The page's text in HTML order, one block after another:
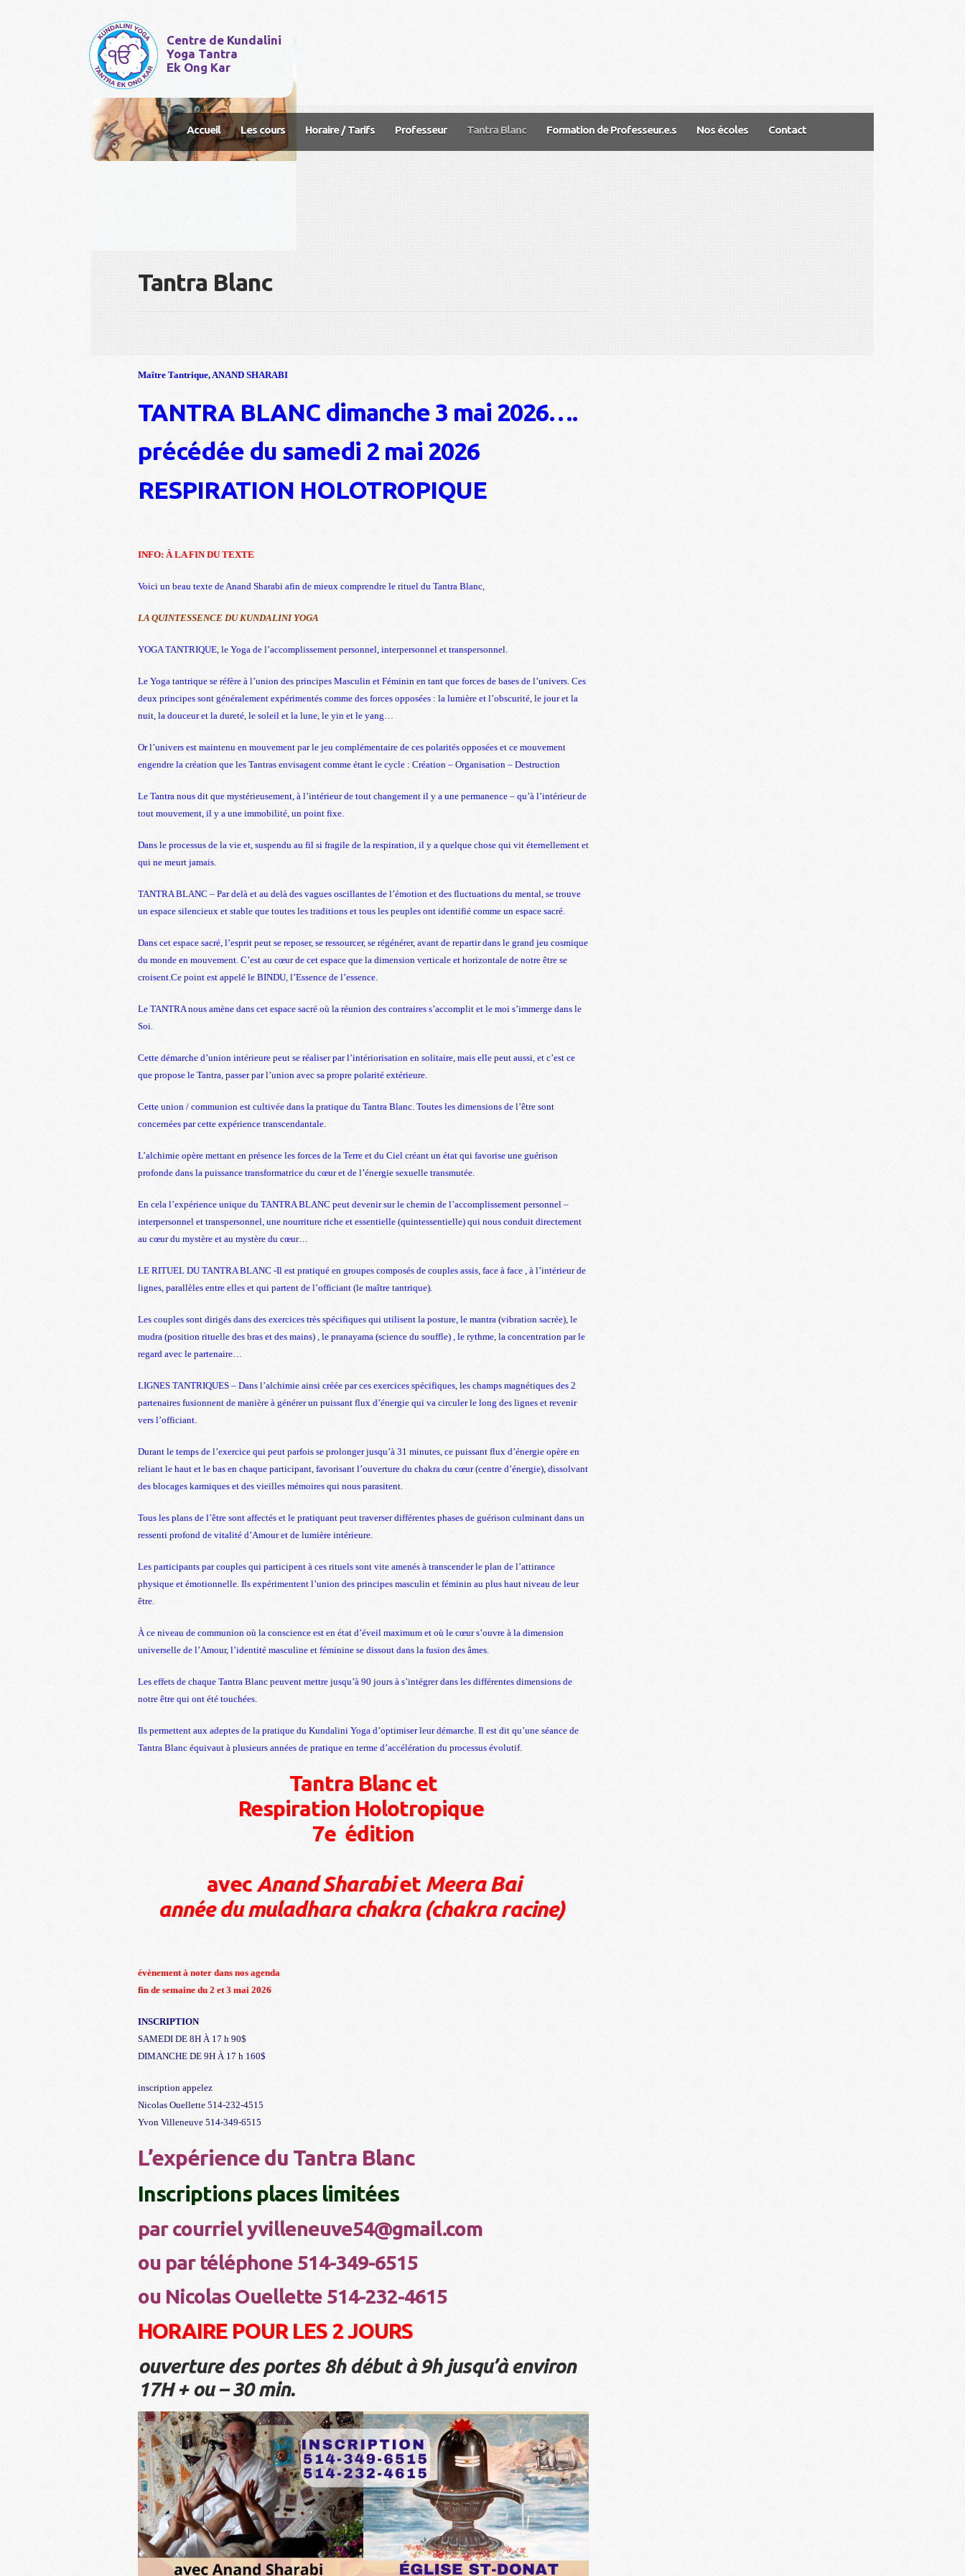
Centre de Kundalini
Yoga Tantra
Ek Ong Kar
Accueil Les cours Horaire / Tarifs Professeur Tantra Blanc Formation de Professeur.e.s Nos écoles Contact
Tantra Blanc
Maître Tantrique, ANAND SHARABI
TANTRA BLANC dimanche 3 mai 2026….
précédée du samedi 2 mai 2026
RESPIRATION HOLOTROPIQUE
INFO: À LA FIN DU TEXTE
Voici un beau texte de Anand Sharabi afin de mieux comprendre le rituel du Tantra Blanc,
LA QUINTESSENCE DU KUNDALINI YOGA
YOGA TANTRIQUE, le Yoga de l’accomplissement personnel, interpersonnel et transpersonnel.
Le Yoga tantrique se réfère à l’union des principes Masculin et Féminin en tant que forces de bases de l’univers. Ces
deux principes sont généralement expérimentés comme des forces opposées : la lumière et l’obscurité, le jour et la
nuit, la douceur et la dureté, le soleil et la lune, le yin et le yang…
Or l’univers est maintenu en mouvement par le jeu complémentaire de ces polarités opposées et ce mouvement
engendre la création que les Tantras envisagent comme étant le cycle : Création – Organisation – Destruction
Le Tantra nous dit que mystérieusement, à l’intérieur de tout changement il y a une permanence – qu’à l’intérieur de
tout mouvement, il y a une immobilité, un point fixe.
Dans le processus de la vie et, suspendu au fil si fragile de la respiration, il y a quelque chose qui vit éternellement et
qui ne meurt jamais.
TANTRA BLANC – Par delà et au delà des vagues oscillantes de l’émotion et des fluctuations du mental, se trouve
un espace silencieux et stable que toutes les traditions et tous les peuples ont identifié comme un espace sacré.
Dans cet espace sacré, l’esprit peut se reposer, se ressourcer, se régénérer, avant de repartir dans le grand jeu cosmique
du monde en mouvement. C’est au cœur de cet espace que la dimension verticale et horizontale de notre être se
croisent.Ce point est appelé le BINDU, l’Essence de l’essence.
Le TANTRA nous amène dans cet espace sacré où la réunion des contraires s’accomplit et le moi s’immerge dans le
Soi.
Cette démarche d’union intérieure peut se réaliser par l’intériorisation en solitaire, mais elle peut aussi, et c’est ce
que propose le Tantra, passer par l’union avec sa propre polarité extérieure.
Cette union / communion est cultivée dans la pratique du Tantra Blanc. Toutes les dimensions de l’être sont
concernées par cette expérience transcendantale.
L’alchimie opère mettant en présence les forces de la Terre et du Ciel créant un état qui favorise une guérison
profonde dans la puissance transformatrice du cœur et de l’énergie sexuelle transmutée.
En cela l’expérience unique du TANTRA BLANC peut devenir sur le chemin de l’accomplissement personnel –
interpersonnel et transpersonnel, une nourriture riche et essentielle (quintessentielle) qui nous conduit directement
au cœur du mystère et au mystère du cœur…
LE RITUEL DU TANTRA BLANC -Il est pratiqué en groupes composés de couples assis, face à face , à l’intérieur de
lignes, parallèles entre elles et qui partent de l’officiant (le maître tantrique).
Les couples sont dirigés dans des exercices très spécifiques qui utilisent la posture, le mantra (vibration sacrée), le
mudra (position rituelle des bras et des mains) , le pranayama (science du souffle) , le rythme, la concentration par le
regard avec le partenaire…
LIGNES TANTRIQUES – Dans l’alchimie ainsi créée par ces exercices spécifiques, les champs magnétiques des 2
partenaires fusionnent de manière à générer un puissant flux d’énergie qui va circuler le long des lignes et revenir
vers l’officiant.
Durant le temps de l’exercice qui peut parfois se prolonger jusqu’à 31 minutes, ce puissant flux d’énergie opère en
reliant le haut et le bas en chaque participant, favorisant l’ouverture du chakra du cœur (centre d’énergie), dissolvant
des blocages karmiques et des vieilles mémoires qui nous parasitent.
Tous les plans de l’être sont affectés et le pratiquant peut traverser différentes phases de guérison culminant dans un
ressenti profond de vitalité d’Amour et de lumière intérieure.
Les participants par couples qui participent à ces rituels sont vite amenés à transcender le plan de l’attirance
physique et émotionnelle. Ils expérimentent l’union des principes masculin et féminin au plus haut niveau de leur
être.
À ce niveau de communion où la conscience est en état d’éveil maximum et où le cœur s’ouvre à la dimension
universelle de l’Amour, l’identité masculine et féminine se dissout dans la fusion des âmes.
Les effets de chaque Tantra Blanc peuvent mettre jusqu’à 90 jours à s’intégrer dans les différentes dimensions de
notre être qui ont été touchées.
Ils permettent aux adeptes de la pratique du Kundalini Yoga d’optimiser leur démarche. Il est dit qu’une séance de
Tantra Blanc équivaut à plusieurs années de pratique en terme d’accélération du processus évolutif.
Tantra Blanc et
Respiration Holotropique
7e édition
avec Anand Sharabiet Meera Bai
année du muladhara chakra (chakra racine)
évènement à noter dans nos agenda
fin de semaine du 2 et 3 mai 2026
INSCRIPTION
SAMEDI DE 8H À 17 h 90$
DIMANCHE DE 9H À 17 h 160$
inscription appelez
Nicolas Ouellette 514-232-4515
Yvon Villeneuve 514-349-6515
L’expérience du Tantra Blanc
Inscriptions places limitées
par courriel yvilleneuve54@gmail.com
ou par téléphone 514-349-6515
ou Nicolas Ouellette 514-232-4615
HORAIRE POUR LES 2 JOURS
ouverture des portes 8h début à 9h jusqu’à environ
17H + ou – 30 min.